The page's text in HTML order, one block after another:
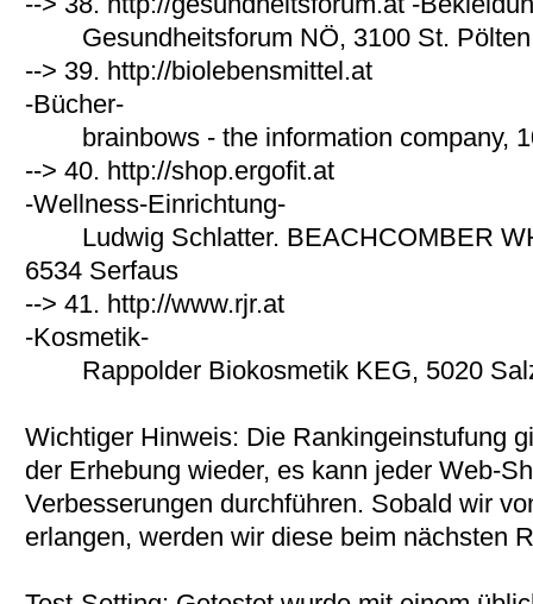
Gesundheitsforum NÖ, 3100 St. Pölten
--> 39. http://biolebensmittel.at
-Bücher-
brainbows - the information company,
--> 40. http://shop.ergofit.at
-Wellness-Einrichtung-
Ludwig Schlatter. BEACHCOMBER
6534 Serfaus
--> 41. http://www.rjr.at
-Kosmetik-
Rappolder Biokosmetik KEG, 5020
Wichtiger Hinweis: Die Rankingeinstufung
der Erhebung wieder, es kann jeder Web-
Verbesserungen durchführen. Sobald wir
erlangen, werden wir diese beim nächsten